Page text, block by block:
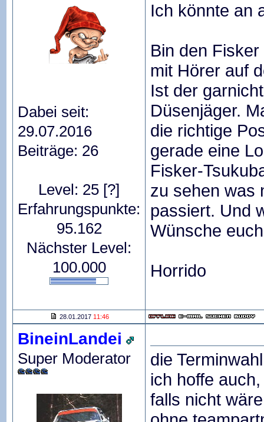
Dabei seit:
29.07.2016
Beiträge: 26
Level: 25 [?]
Erfahrungspunkte:
95.162
Nächster Level:
100.000
Ich könnte an
Bin den
mit Hörer auf
Ist der
Düsenjäger.
die richtige
gerade eine
Fisker-
zu sehen was
passiert. Und
Wünsche
Horrido
28.01.2017 11:46
BineinLandei
Super Moderator
die
ich hoffe
falls nicht